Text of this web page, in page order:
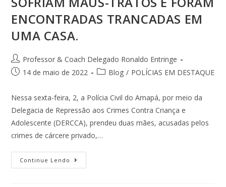
ENCONTRADAS TRANCADAS EM
UMA CASA.
Professor & Coach Delegado Ronaldo Entringe
14 de maio de 2022
Blog / POLÍCIAS EM DESTAQUE
Nessa sexta-feira, 2, a Polícia Civil do Amapá, por meio da
Delegacia de Repressão aos Crimes Contra Criança e
Adolescente (DERCCA), prendeu duas mães, acusadas pelos
crimes de cárcere privado,…
Continue Lendo